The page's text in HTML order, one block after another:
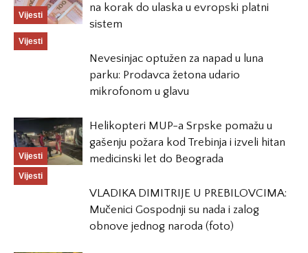
Vijesti
na korak do ulaska u evropski platni
sistem
Vijesti
Nevesinjac optužen za napad u luna
parku: Prodavca žetona udario
mikrofonom u glavu
Vijesti
Helikopteri MUP-a Srpske pomažu u
gašenju požara kod Trebinja i izveli hitan
medicinski let do Beograda
Vijesti
VLADIKA DIMITRIJE U PREBILOVCIMA:
Mučenici Gospodnji su nada i zalog
obnove jednog naroda (foto)